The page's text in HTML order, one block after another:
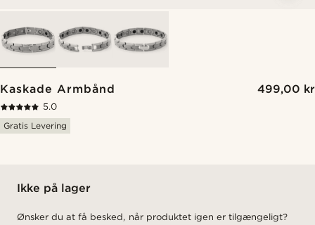
Kaskade Armbånd 499,00 kr
5.0
Gratis Levering
Ikke på lager
Ønsker du at få besked, når produktet igen er tilgængeligt?